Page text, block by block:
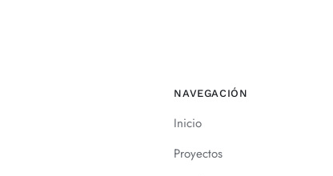
NAVEGACIÓN
Inicio
Proyectos